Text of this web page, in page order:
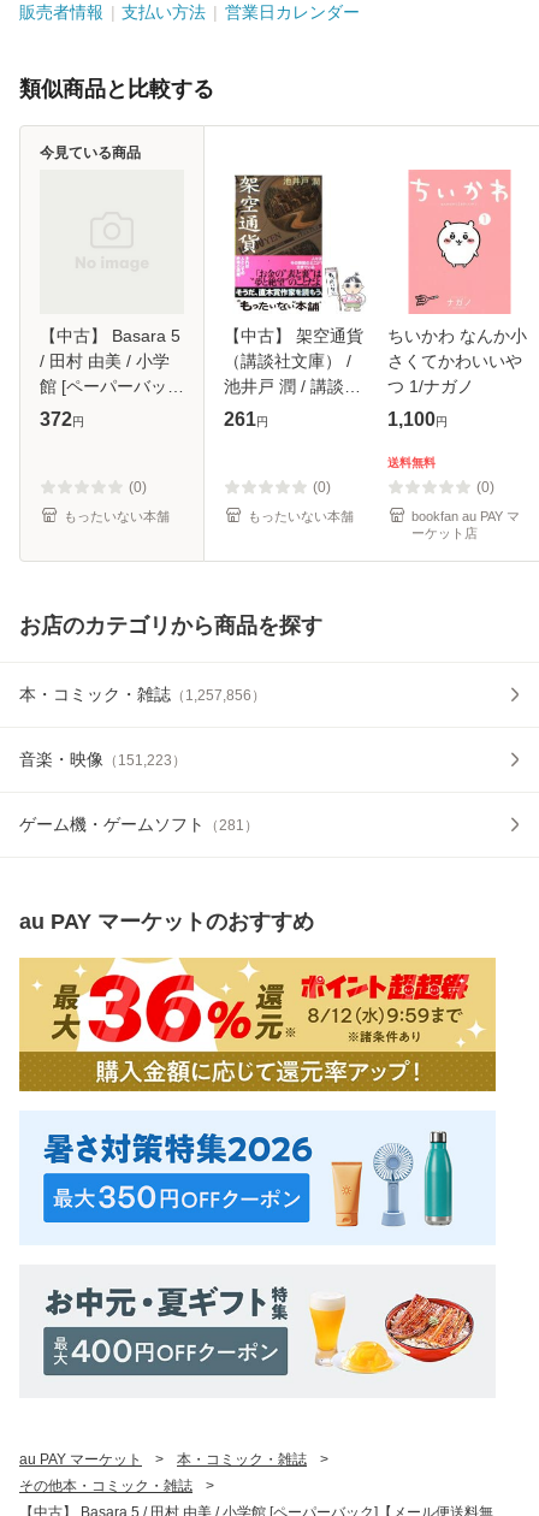
販売者情報 支払い方法 営業日カレンダー
類似商品と比較する
【中古】 Basara 5
/ 田村 由美 / 小学
館 [ペーパーバッ
ク]【メール便送料
372円
(0)
もったいない本舗
今見ている商品
【中古】 架空通貨
（講談社文庫） /
池井戸 潤 / 講談社
[文庫]【メール便送
261円
(0)
もったいない本舗
ちいかわ なんか小
さくてかわいいや
つ 1/ナガノ
1,100円
送料無料
(0)
bookfan au PAY マ
ーケット店
お店のカテゴリから商品を探す
本・コミック・雑誌 （ 1,257,856 ）
音楽・映像 （ 151,223 ）
ゲーム機・ゲームソフト （281 ）
au PAY マーケットのおすすめ
au PAY マーケット > 本・コミック・雑誌
>
その他本・コミック・雑誌
>
【中古】 Basara 5 / 田村 由美 / 小学館 [ペーパーバック]【メール便送料無